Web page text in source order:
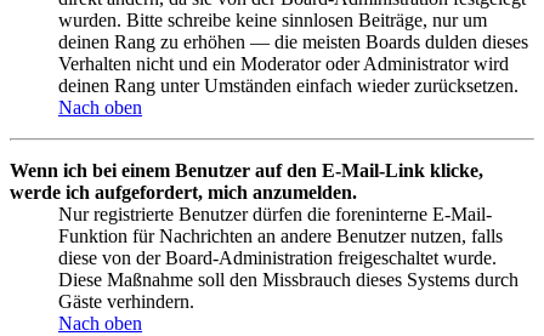
wurden. Bitte schreibe keine sinnlosen Beiträge, nur um
deinen Rang zu erhöhen — die meisten Boards dulden dieses
Verhalten nicht und ein Moderator oder Administrator wird
deinen Rang unter Umständen einfach wieder zurücksetzen.
Nach oben
Wenn ich bei einem Benutzer auf den E-Mail-Link klicke,
werde ich aufgefordert, mich anzumelden.
Nur registrierte Benutzer dürfen die foreninterne E-Mail-
Funktion für Nachrichten an andere Benutzer nutzen, falls
diese von der Board-Administration freigeschaltet wurde.
Diese Maßnahme soll den Missbrauch dieses Systems durch
Gäste verhindern.
Nach oben